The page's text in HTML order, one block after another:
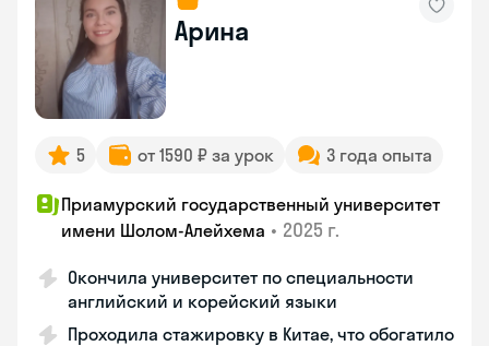
Арина
5 от 1590 ₽ за урок 3 года опыта
Приамурский государственный университет
имени Шолом-Алейхема • 2025 г.
Окончила университет по специальности
английский и корейский языки
Проходила стажировку в Китае, что обогатило